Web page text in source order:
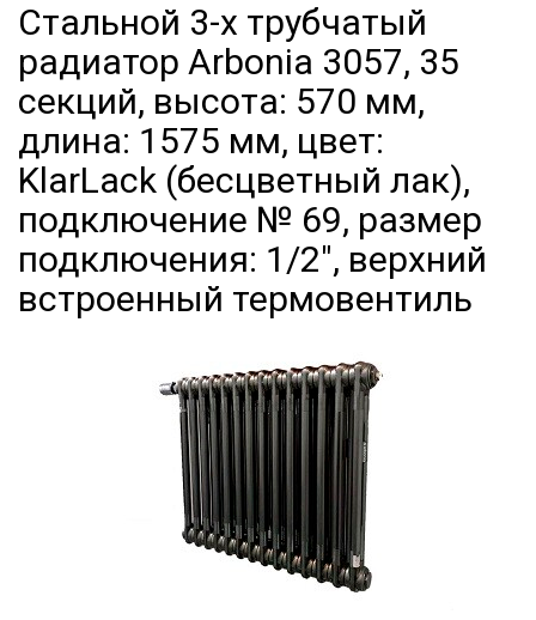
Стальной 3-х трубчатый
радиатор Arbonia 3057, 35
секций, высота: 570 мм,
длина: 1575 мм, цвет:
KlarLack (бесцветный лак),
подключение № 69, размер
подключения: 1/2", верхний
встроенный термовентиль